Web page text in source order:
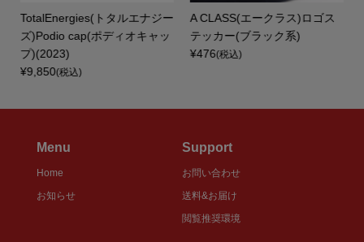
TotalEnergies(トタルエナジー
ズ)Podio cap(ポディオキャッ
プ)(2023)
¥9,850(税込)
A CLASS(エークラス)ロゴス
テッカー(ブラック系)
¥476(税込)
Menu
Home
お知らせ
Support
お問い合わせ
送料&お届け
閲覧推奨環境